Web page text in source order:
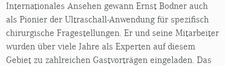
Internationales Ansehen gewann Ernst Bodner auch
als Pionier der Ultraschall-Anwendung für spezifisch
chirurgische Fragestellungen. Er und seine Mitarbeiter
wurden über viele Jahre als Experten auf diesem
Gebiet zu zahlreichen Gastvorträgen eingeladen. Das